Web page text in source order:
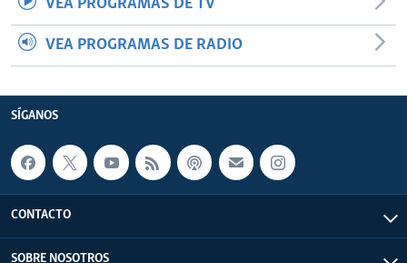
VEA PROGRAMAS DE TV
VEA PROGRAMAS DE RADIO
SÍGANOS
CONTACTO
SOBRE NOSOTROS